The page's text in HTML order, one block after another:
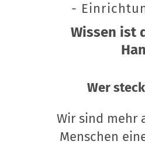
-
Wissen ist
Wer
Wir sind mehr
Menschen